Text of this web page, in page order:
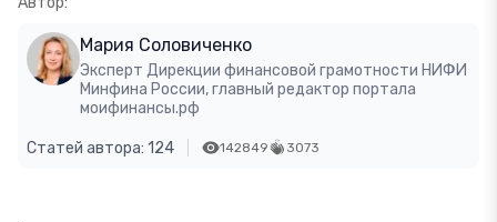
Мария Соловиченко
Эксперт Дирекции финансовой грамотности НИФИ
Минфина России, главный редактор портала
моифинансы.рф
Статей автора: 124 142849 3073